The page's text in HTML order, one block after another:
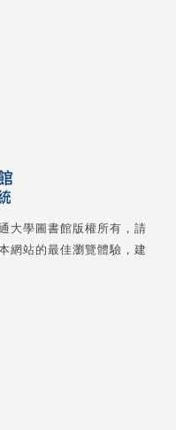
大學圖書館版權所有，請
網站的最佳瀏覽體驗，建